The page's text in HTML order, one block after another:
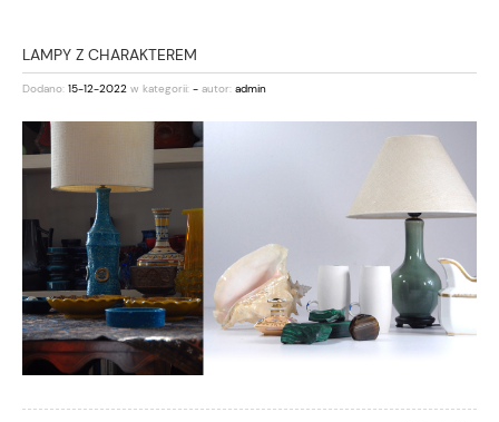
LAMPY Z CHARAKTEREM
Dodano: 15-12-2022 w kategorii: - autor: admin